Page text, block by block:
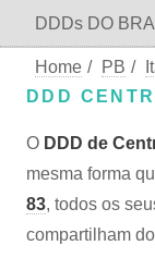
DDDs DO
Home / PB /
DDD
O DDD de
mesma forma
83, todos os
compartilham